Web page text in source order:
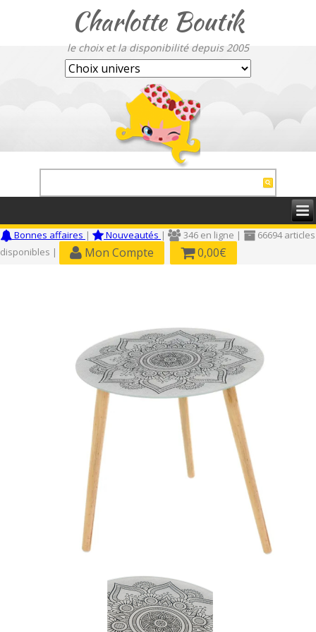
Charlotte Boutik
le choix et la disponibilité depuis 2005
Bonnes affaires | Nouveautés | 346 en ligne |
66694 articles
disponibles |
Mon Compte 0,00€